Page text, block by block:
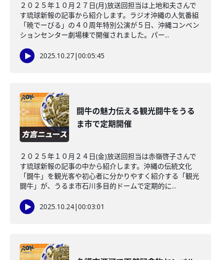
２０２５年１０月２７日(月)放送回担当は上地和夫さんで
す琉球新報の記事から紹介します。ラジオ沖縄の人気番組
「暁でーびる」の４０周年特別公演が５日、沖縄コンベン
ションセンター劇場棟で開催されました。パー...
2025.10.27|00:05:45
闘牛の魅力伝える観光闘牛をうる
ま市で定期開催
２０２５年１０月２４日(金)放送回担当は赤嶺啓子さんで
す琉球新報の記事の中から紹介します。沖縄の伝統文化
「闘牛」を観光客や初心者に分かりやすく紹介する「観光
闘牛」が、うるま市石川多目的ドームで定期的に...
2025.10.24|00:03:01